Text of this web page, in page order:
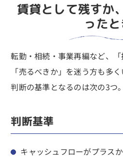
賃貸として残すか
った
転勤・相続・事業再編など、「
「売るべきか」を迷う方も多く
判断の基準となるのは次の3つ。
判断基準
キャッシュフローがプラスか